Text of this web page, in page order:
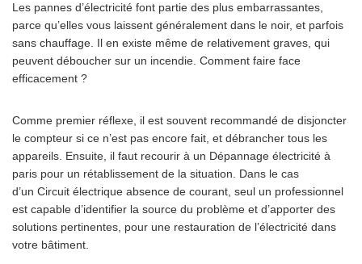
Les pannes d’électricité font partie des plus embarrassantes,
parce qu’elles vous laissent généralement dans le noir, et parfois
sans chauffage. Il en existe même de relativement graves, qui
peuvent déboucher sur un incendie. Comment faire face
efficacement ?
Comme premier réflexe, il est souvent recommandé de disjoncter
le compteur si ce n’est pas encore fait, et débrancher tous les
appareils. Ensuite, il faut recourir à un Dépannage électricité à
paris pour un rétablissement de la situation. Dans le cas
d’un Circuit électrique absence de courant, seul un professionnel
est capable d’identifier la source du problème et d’apporter des
solutions pertinentes, pour une restauration de l’électricité dans
votre bâtiment.